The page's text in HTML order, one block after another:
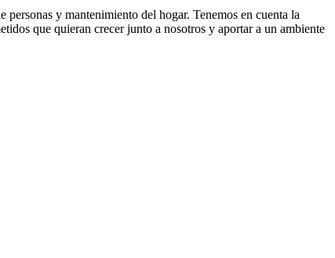
y mantenimiento del hogar. Tenemos en cuenta la
que quieran crecer junto a nosotros y aportar a un ambiente